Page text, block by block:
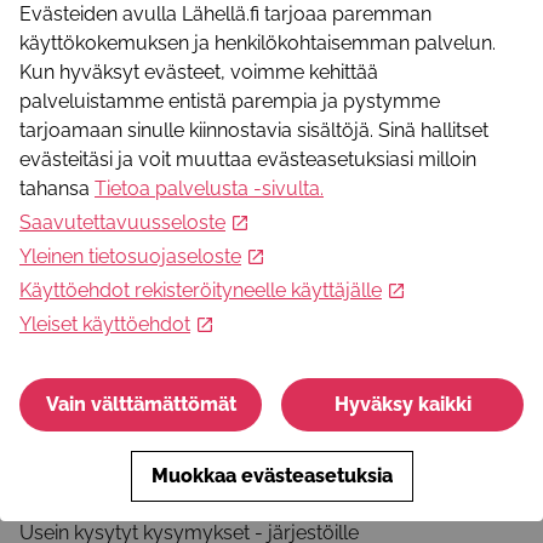
yhteisöllisyyttä, apua ja osallistumismahdollisuuksia.
Seuraa meitä somessa
Facebook
Instagram
Youtube
Tietoa palvelusta
Palvelun käyttöohjeet
Selosteet ja käyttöehdot
Usein kysytyt kysymykset - julkinen sektori
Ilmoita järjestösi tiedot palveluun
Usein kysytyt kysymykset - järjestöille
Evästeiden avulla Lähellä.fi tarjoaa paremman
käyttökokemuksen ja henkilökohtaisemman palvelun.
Kun hyväksyt evästeet, voimme kehittää
palveluistamme entistä parempia ja pystymme
tarjoamaan sinulle kiinnostavia sisältöjä. Sinä hallitset
evästeitäsi ja voit muuttaa evästeasetuksiasi milloin
tahansa Tietoa palvelusta -sivulta.
Saavutettavuusseloste
Yleinen tietosuojaseloste
Käyttöehdot rekisteröityneelle käyttäjälle
Yleiset käyttöehdot
Vain välttämättömät Hyväksy kaikki
Muokkaa evästeasetuksia